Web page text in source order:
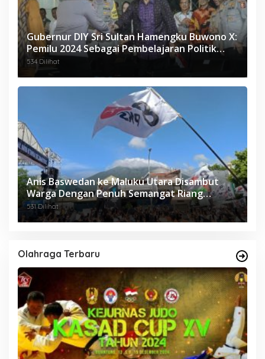
Gubernur DIY Sri Sultan Hamengku Buwono X:
Pemilu 2024 Sebagai Pembelajaran Politik
Berkemanusiaan
534 Dilihat
Anis Baswedan ke Maluku Utara Disambut
Warga Dengan Penuh Semangat Riang
Gembira.
531 Dilihat
Olahraga Terbaru